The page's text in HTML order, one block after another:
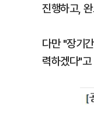
진행하고,
다만 "장기
력하겠다"